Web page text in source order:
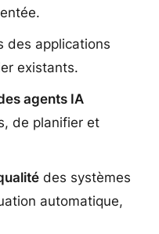
des applications
existants.
agents IA
de planifier et
des systèmes
automatique,